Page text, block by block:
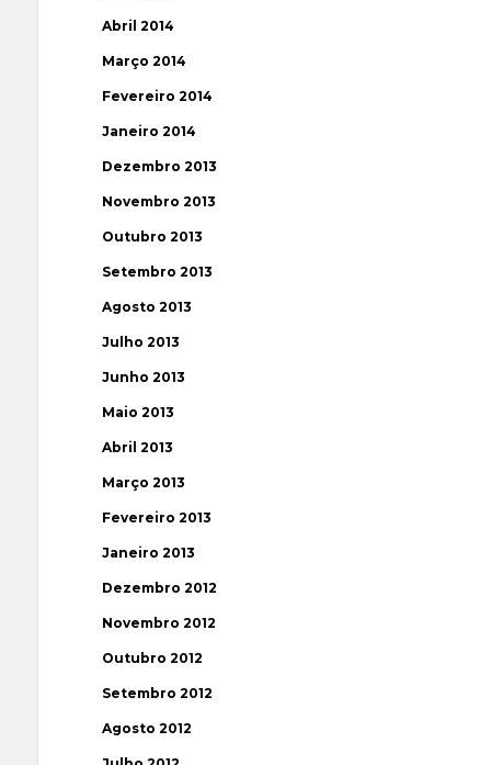
Abril 2014
Março 2014
Fevereiro 2014
Janeiro 2014
Dezembro 2013
Novembro 2013
Outubro 2013
Setembro 2013
Agosto 2013
Julho 2013
Junho 2013
Maio 2013
Abril 2013
Março 2013
Fevereiro 2013
Janeiro 2013
Dezembro 2012
Novembro 2012
Outubro 2012
Setembro 2012
Agosto 2012